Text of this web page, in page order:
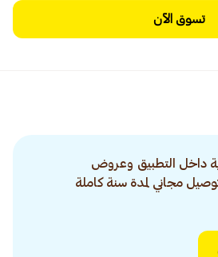
تسوق الآن
داخل التطبيق وعروض
مجاني لمدة سنة كاملة